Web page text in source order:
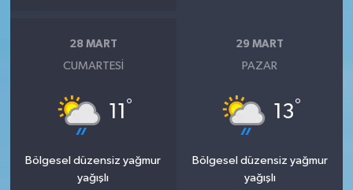
28 MART
CUMARTESI
11 °
Bölgesel düzensiz yağmur
yağışlı
29 MART
PAZAR
13°
Bölgesel düzensiz yağmur
yağışlı